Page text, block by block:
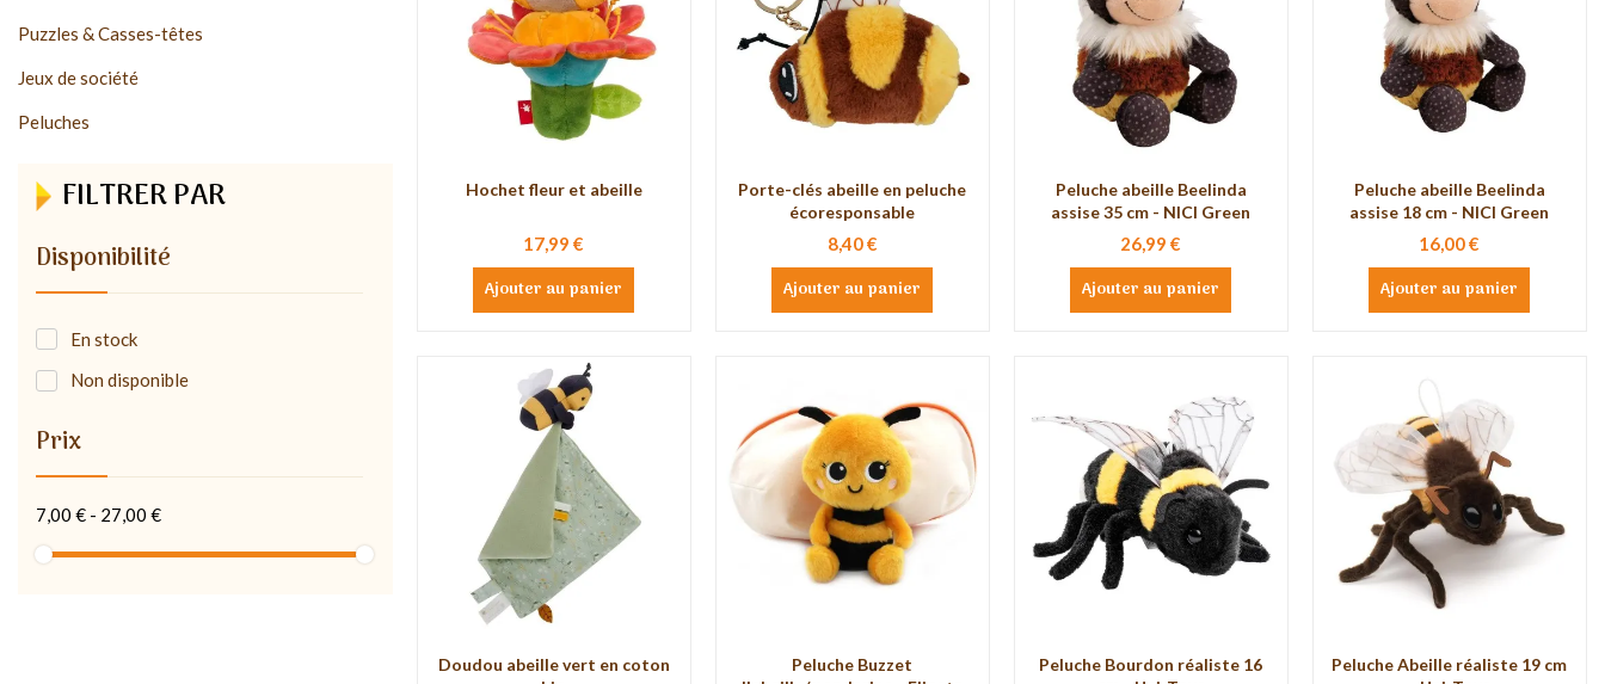
Puzzles & Casses-têtes
Jeux de société
Peluches
FILTRER PAR
Disponibilité
En stock
Non disponible
Prix
7,00 € - 27,00 €
Hochet fleur et abeille
17,99 €
Ajouter au panier
Porte-clés abeille en peluche
écoresponsable
8,40 €
Ajouter au panier
Peluche abeille Beelinda
assise 35 cm - NICI Green
26,99 €
Ajouter au panier
Peluche abeille Beelinda
assise 18 cm - NICI Green
16,00 €
Ajouter au panier
Doudou abeille vert en coton
Peluche Buzzet
Peluche Bourdon réaliste 16
Peluche Abeille réaliste 19 cm